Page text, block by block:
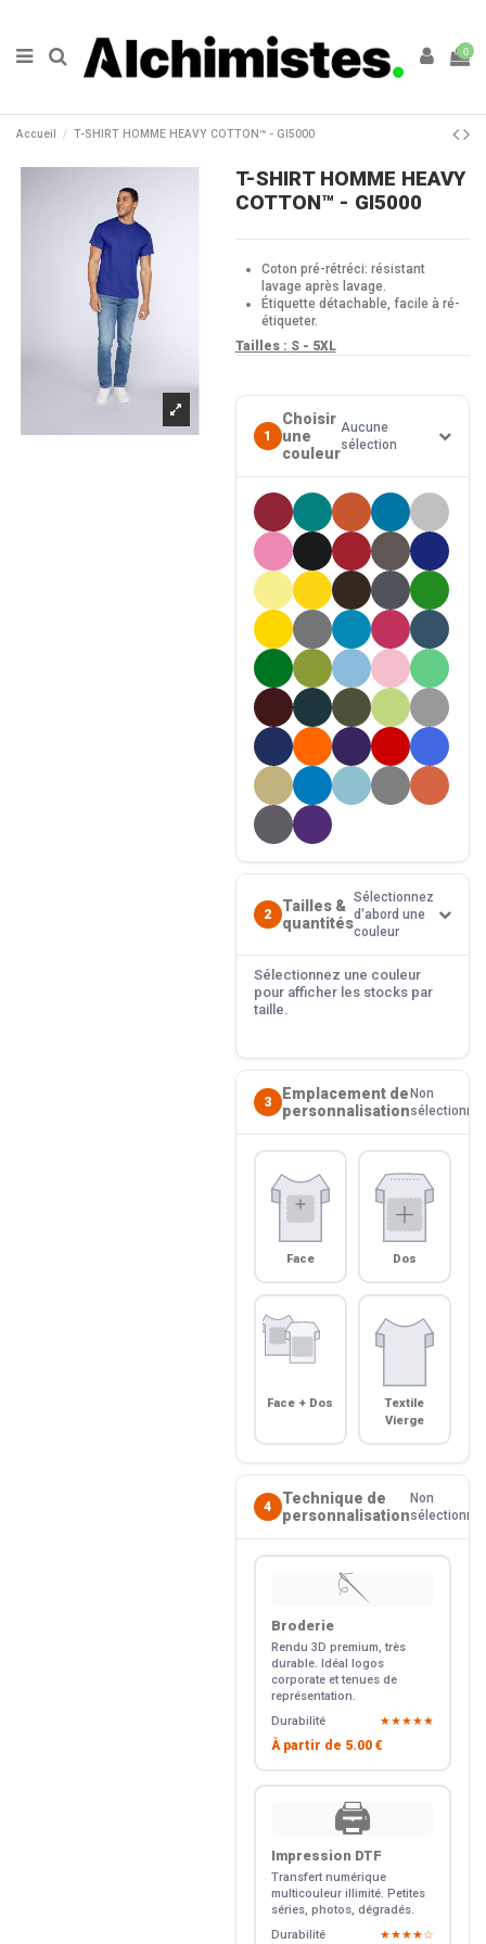
0
Accueil T-SHIRT HOMME HEAVY COTTON™ - GI5000
T-SHIRT HOMME HEAVY
COTTON™ - GI5000
Coton pré-rétréci: résistant
lavage après lavage.
Étiquette détachable, facile à ré-
étiqueter.
Tailles : S - 5XL
1
Choisir
une
couleur
Aucune
sélection
2
Tailles &
quantités
Sélectionnez
d'abord une
couleur
Sélectionnez une couleur
pour afficher les stocks par
taille.
3
Emplacement de
personnalisation
Non
sélectionné
Face Dos
Face + Dos
Textile
Vierge
4
Technique de
personnalisation
Non
sélectionné
🪡
Broderie
Rendu 3D premium, très
durable. Idéal logos
corporate et tenues de
représentation.
Durabilité
★★★★★
À partir de 5.00 €
🖨️
Impression DTF
Transfert numérique
multicouleur illimité. Petites
séries, photos, dégradés.
Durabilité
★★★★☆